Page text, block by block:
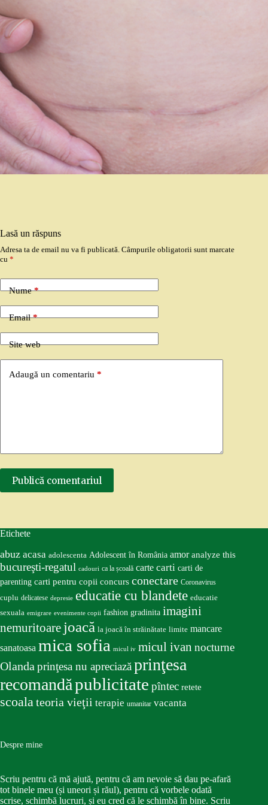
Lasă un răspuns
Adresa ta de email nu va fi publicată. Câmpurile obligatorii sunt marcate
cu *
Nume*
Email*
Site web
Adaugă un comentariu *
Publică comentariul
Etichete
abuz acasa adolescenta Adolescent în România amor analyze this
bucureşti-regatul cadouri ca la școală carte carti carti de
parenting carti pentru copii concurs conectare Coronavirus
cuplu delicatese depresie educatie cu blandete educatie
sexuala emigrare evenimente copii fashion gradinita imagini
nemuritoare joacă la joacă în străinătate limite mancare
sanatoasa mica sofia micul iv micul ivan nocturne
Olandaprinţesa nu apreciazăprinţesa
recomandăpublicitate pîntec retete
scoalateoria vieţii terapie umanitar vacanta
Despre mine
Scriu pentru că mă ajută, pentru că am nevoie să dau pe-afară
tot binele meu (și uneori și răul), pentru că vorbele odată
scrise, schimbă lucruri, și eu cred că le schimbă în bine. Scriu